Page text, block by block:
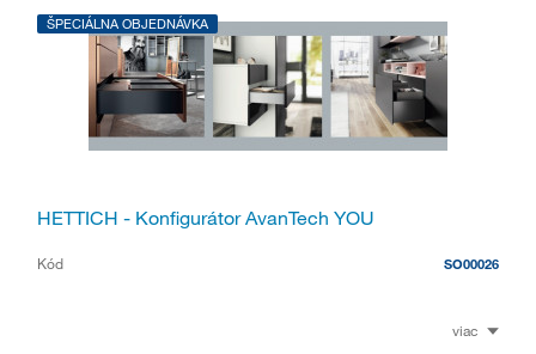
ŠPECIÁLNA OBJEDNÁVKA
HETTICH - Konfigurátor AvanTech YOU
Kód SO00026
viac